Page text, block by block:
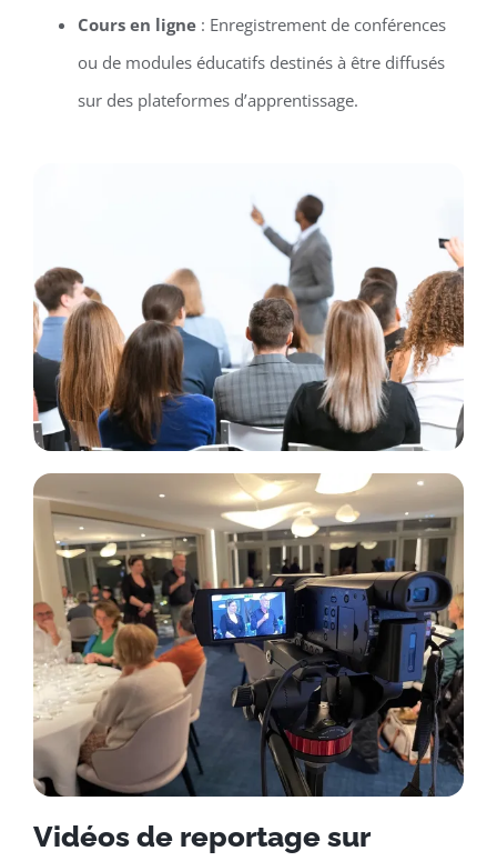
Cours en ligne: Enregistrement de conférences
ou de modules éducatifs destinés à être diffusés
sur des plateformes d’apprentissage.
Vidéos de reportage sur